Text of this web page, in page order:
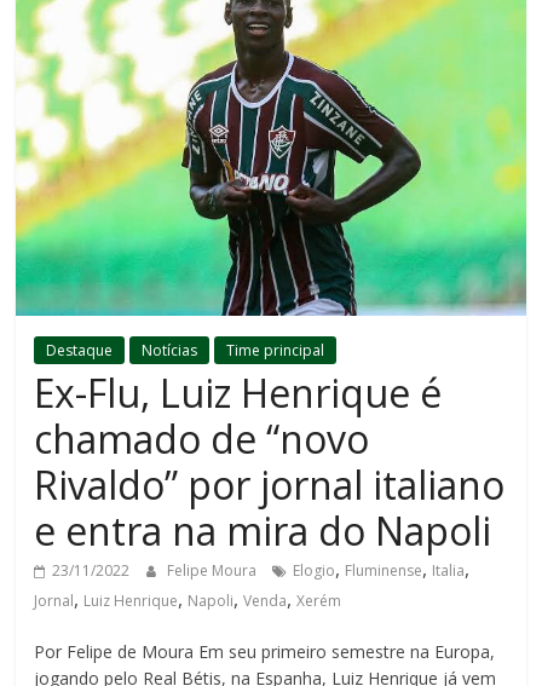
Destaque Notícias Time principal
Ex-Flu, Luiz Henrique é
chamado de “novo
Rivaldo” por jornal italiano
e entra na mira do Napoli
23/11/2022 Felipe Moura Elogio, Fluminense, Italia,
Jornal, Luiz Henrique, Napoli,Venda,Xerém
Por Felipe de Moura Em seu primeiro semestre na Europa,
jogando pelo Real Bétis, na Espanha, Luiz Henrique já vem